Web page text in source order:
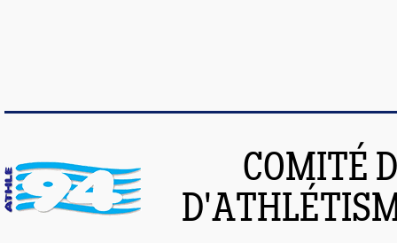
COMITÉ